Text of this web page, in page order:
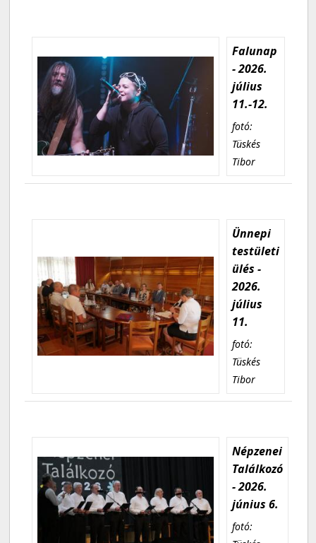
Falunap
- 2026.
július
11.-12.
fotó:
Tüskés
Tibor
Ünnepi
testületi
ülés -
2026.
július
11.
fotó:
Tüskés
Tibor
Népzenei
Találkozó
- 2026.
június 6.
fotó: